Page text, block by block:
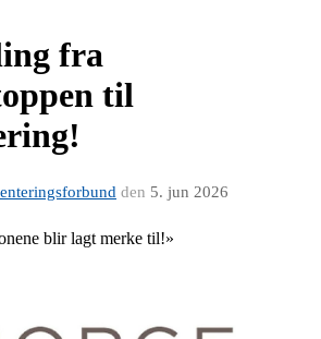
fra
til
den 5. jun 2026
blir lagt merke til!»